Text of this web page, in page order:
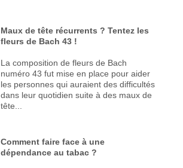
Maux de tête récurrents ? Tentez les
fleurs de Bach 43 !
La composition de fleurs de Bach
numéro 43 fut mise en place pour aider
les personnes qui auraient des difficultés
dans leur quotidien suite à des maux de
tête...
Comment faire face à une
dépendance au tabac ?